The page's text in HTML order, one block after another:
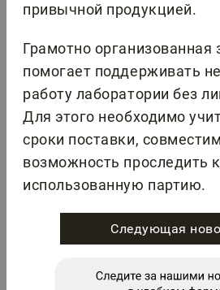
привычной продукцией.
Грамотно организованная
помогает поддерживать
работу лаборатории без
Для этого необходимо
сроки поставки,
возможность проследить
использованную партию.
Следующая